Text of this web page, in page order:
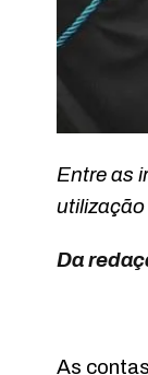
Entre as
utilização
Da
As